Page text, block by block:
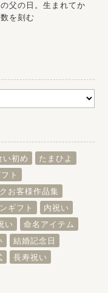
父の日。生まれてか
を刻む
い初め
たまひよ
ト
お客様作品集
ギフト
内祝い
い
命名アイテム
結婚記念日
長寿祝い